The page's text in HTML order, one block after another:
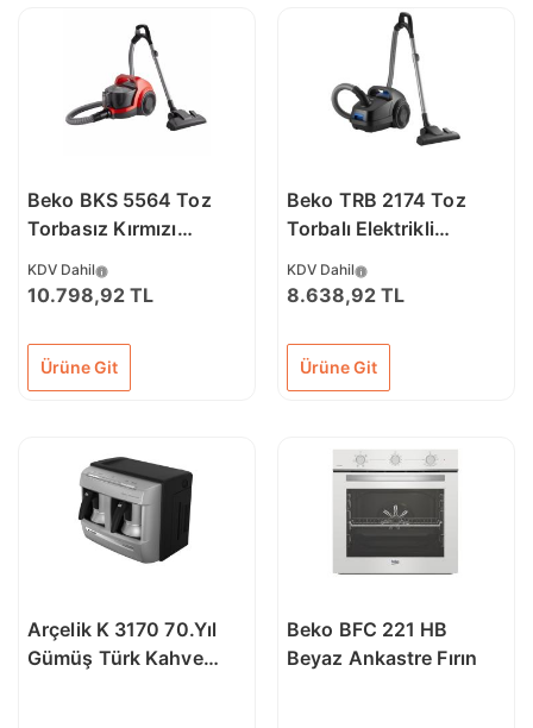
Beko BKS 5564 Toz
Torbasız Kırmızı
KDV Dahil
10.798,92 TL
Ürüne Git
Beko TRB 2174 Toz
Torbalı Elektrikli
KDV Dahil
8.638,92 TL
Ürüne Git
Arçelik K 3170 70.Yıl
Gümüş Türk Kahve
Beko BFC 221 HB
Beyaz Ankastre Fırın